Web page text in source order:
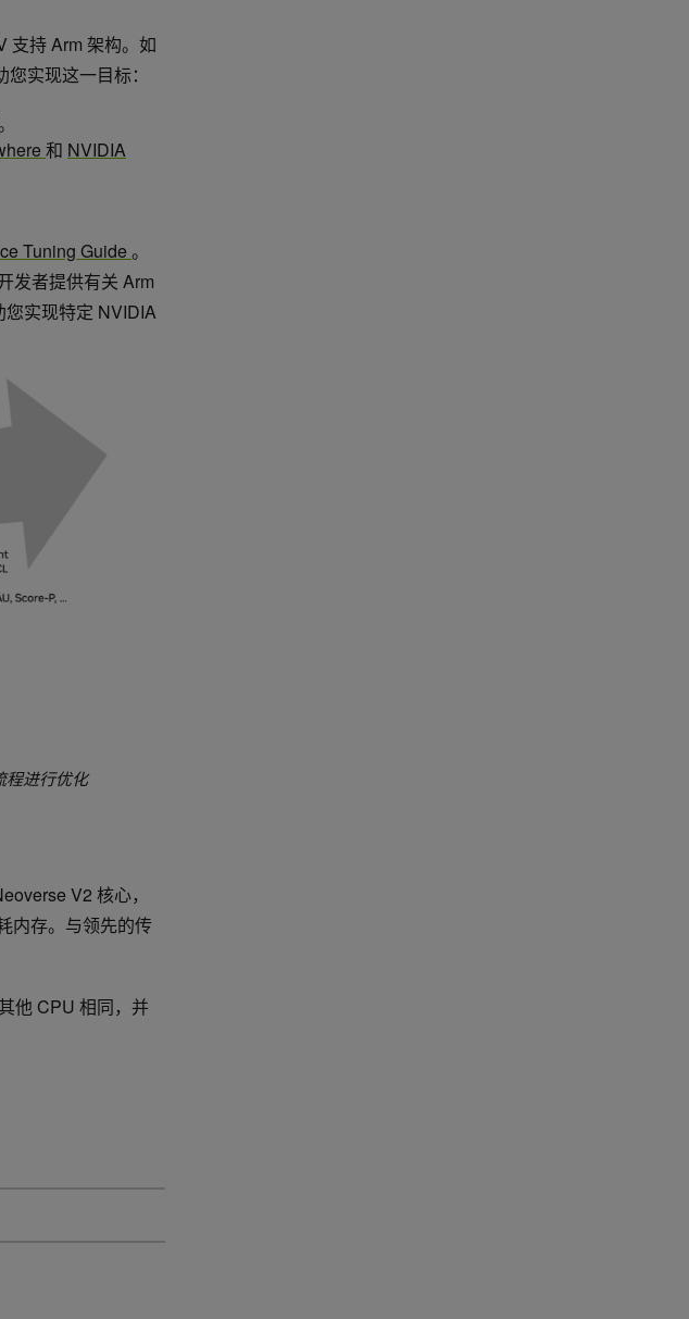
支持 Arm 架构。如
实现这一目标：
和 NVIDIA
Tuning Guide 。
发者提供有关 Arm
实现特定 NVIDIA
程进行优化
V2 核心，
内存。与领先的传
他 CPU 相同，并